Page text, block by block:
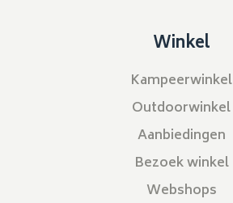
Winkel
Kampeerwinkel
Outdoorwinkel
Aanbiedingen
Bezoek winkel
Webshops